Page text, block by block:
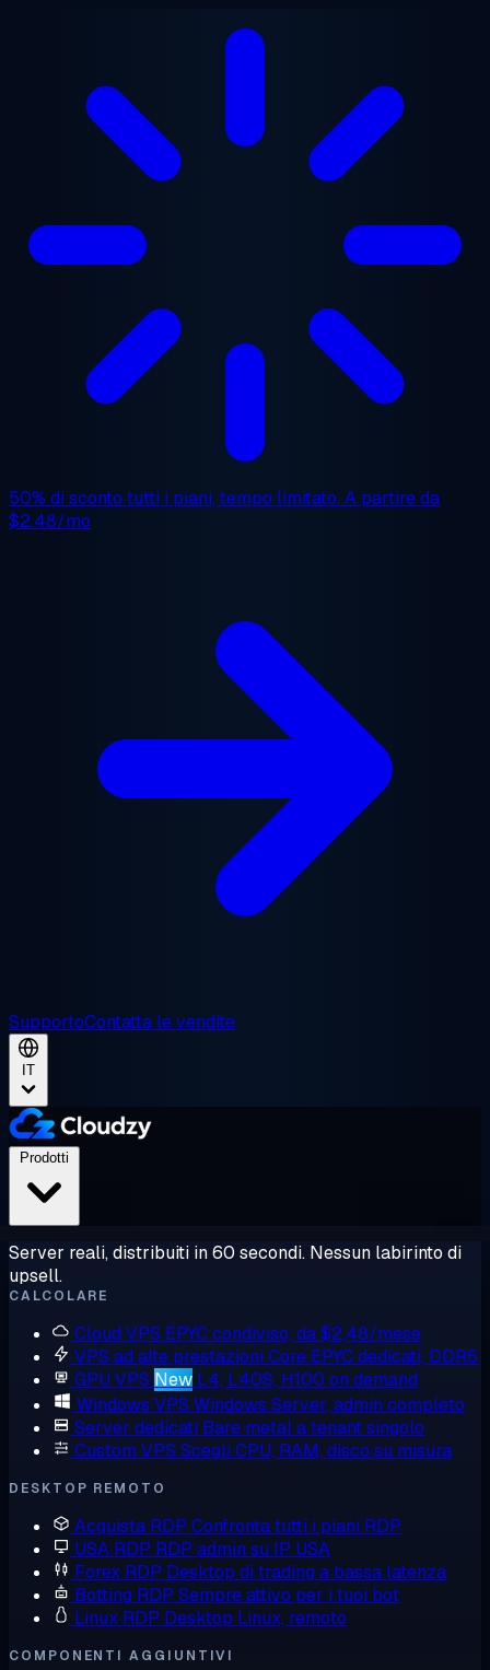
50% di sconto tutti i piani, tempo limitato. A partire da
$2.48/mo
SupportoContatta le vendite
IT
Server reali, distribuiti in 60 secondi. Nessun labirinto di
upsell.
CALCOLARE
Cloud VPS EPYC condiviso, da $2,48/mese
VPS ad alte prestazioni Core EPYC dedicati, DDR5
GPU VPS New L4, L40S, H100 on demand
Windows VPS Windows Server, admin completo
Server dedicati Bare metal a tenant singolo
Custom VPS Scegli CPU, RAM, disco su misura
DESKTOP REMOTO
Acquista RDP Confronta tutti i piani RDP
USA RDP RDP admin su IP USA
Forex RDP Desktop di trading a bassa latenza
Botting RDP Sempre attivo per i tuoi bot
Linux RDP Desktop Linux, remoto
COMPONENTI AGGIUNTIVI